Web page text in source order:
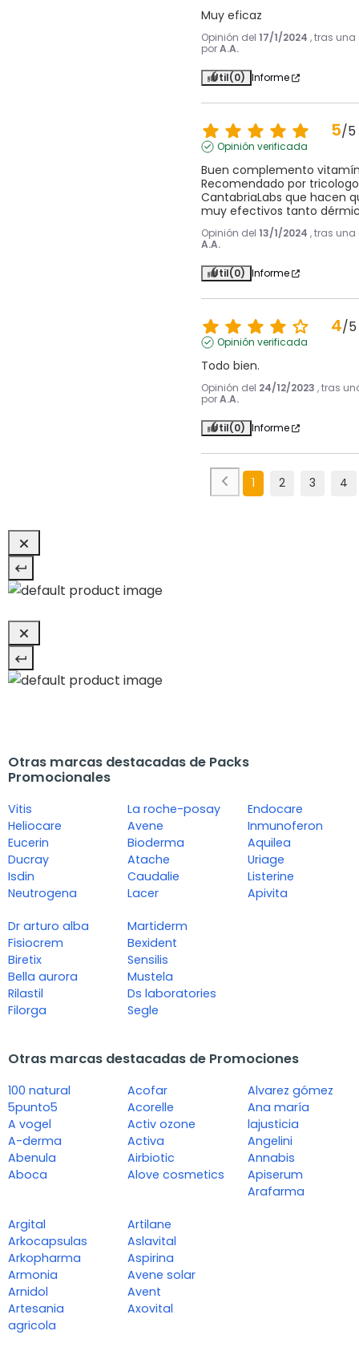
Muy eficaz
Opinión del 17/1/2024 , tras
porA.A.
Útil(0) Informe
5/5
Opinión verificada
Buen complemento
Recomendado por
CantabriaLabs que hacen
muy efectivos tanto
Opinión del 13/1/2024 , tras
A.A.
Útil(0) Informe
4/5
Opinión verificada
Todo bien.
Opinión del 24/12/2023 , tras
porA.A.
Útil(0) Informe
1 2 3 4
Otras marcas destacadas de Packs
Promocionales
Vitis
Heliocare
Eucerin
Ducray
Isdin
Neutrogena
La roche-posay
Avene
Bioderma
Atache
Caudalie
Lacer
Endocare
Inmunoferon
Aquilea
Uriage
Listerine
Apivita
Dr arturo alba
Fisiocrem
Biretix
Bella aurora
Rilastil
Filorga
Martiderm
Bexident
Sensilis
Mustela
Ds laboratories
Segle
Otras marcas destacadas de Promociones
100 natural
5punto5
A vogel
A-derma
Abenula
Aboca
Acofar
Acorelle
Activ ozone
Activa
Airbiotic
Alove cosmetics
Alvarez gómez
Ana maría
lajusticia
Angelini
Annabis
Apiserum
Arafarma
Argital
Arkocapsulas
Arkopharma
Armonia
Arnidol
Artesania
agricola
Artilane
Aslavital
Aspirina
Avene solar
Avent
Axovital